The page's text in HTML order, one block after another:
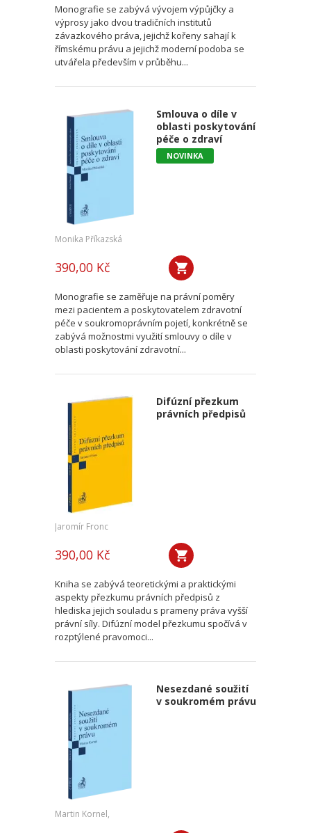
Monografie se zabývá vývojem výpůjčky a
výprosy jako dvou tradičních institutů
závazkového práva, jejichž kořeny sahají k
římskému právu a jejichž moderní podoba se
utvářela především v průběhu...
Smlouva o díle v
oblasti poskytování
péče o zdraví
NOVINKA
Monika Příkazská
390,00 Kč
Monografie se zaměřuje na právní poměry
mezi pacientem a poskytovatelem zdravotní
péče v soukromoprávním pojetí, konkrétně se
zabývá možnostmi využití smlouvy o díle v
oblasti poskytování zdravotní...
Difúzní přezkum
právních předpisů
Jaromír Fronc
390,00 Kč
Kniha se zabývá teoretickými a praktickými
aspekty přezkumu právních předpisů z
hlediska jejich souladu s prameny práva vyšší
právní síly. Difúzní model přezkumu spočívá v
rozptýlené pravomoci...
Nesezdané soužití
v soukromém právu
Martin Kornel,